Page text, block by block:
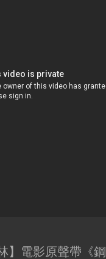
】電影原聲帶《